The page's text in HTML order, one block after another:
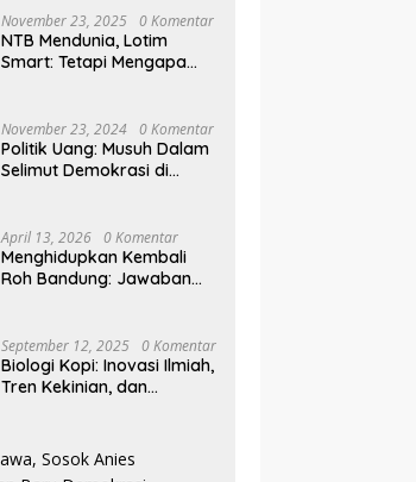
November 23, 2025 0 Komentar
NTB Mendunia, Lotim
Smart: Tetapi Mengapa
November 23, 2024 0 Komentar
Politik Uang: Musuh Dalam
Selimut Demokrasi di
April 13, 2026 0 Komentar
Menghidupkan Kembali
Roh Bandung: Jawaban
September 12, 2025 0 Komentar
Biologi Kopi: Inovasi Ilmiah,
Tren Kekinian, dan
Agraria